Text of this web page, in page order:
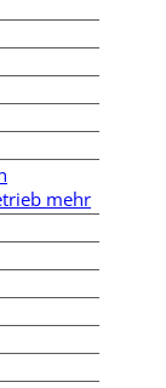
mehr